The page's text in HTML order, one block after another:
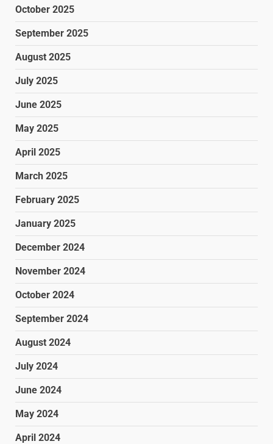
October 2025
September 2025
August 2025
July 2025
June 2025
May 2025
April 2025
March 2025
February 2025
January 2025
December 2024
November 2024
October 2024
September 2024
August 2024
July 2024
June 2024
May 2024
April 2024